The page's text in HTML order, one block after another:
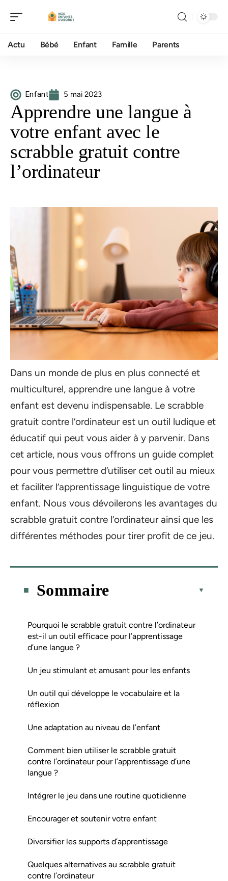
Actu Bébé Enfant Famille Parents
Enfant 5 mai 2023
Apprendre une langue à
votre enfant avec le
scrabble gratuit contre
l’ordinateur
Dans un monde de plus en plus connecté et
multiculturel, apprendre une langue à votre
enfant est devenu indispensable. Le scrabble
gratuit contre l’ordinateur est un outil ludique et
éducatif qui peut vous aider à y parvenir. Dans
cet article, nous vous offrons un guide complet
pour vous permettre d’utiliser cet outil au mieux
et faciliter l’apprentissage linguistique de votre
enfant. Nous vous dévoilerons les avantages du
scrabble gratuit contre l’ordinateur ainsi que les
différentes méthodes pour tirer profit de ce jeu.
Sommaire
Pourquoi le scrabble gratuit contre l’ordinateur
est-il un outil efficace pour l’apprentissage
d’une langue ?
Un jeu stimulant et amusant pour les enfants
Un outil qui développe le vocabulaire et la
réflexion
Une adaptation au niveau de l’enfant
Comment bien utiliser le scrabble gratuit
contre l’ordinateur pour l’apprentissage d’une
langue ?
Intégrer le jeu dans une routine quotidienne
Encourager et soutenir votre enfant
Diversifier les supports d’apprentissage
Quelques alternatives au scrabble gratuit
contre l’ordinateur